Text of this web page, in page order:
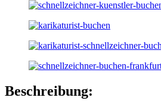
Beschreibung: